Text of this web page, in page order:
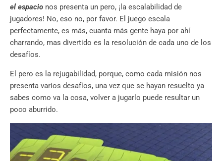
el espacio nos presenta un pero, ¡la escalabilidad de
jugadores! No, eso no, por favor. El juego escala
perfectamente, es más, cuanta más gente haya por ahí
charrando, mas divertido es la resolución de cada uno de los
desafíos.
El pero es la rejugabilidad, porque, como cada misión nos
presenta varios desafíos, una vez que se hayan resuelto ya
sabes como va la cosa, volver a jugarlo puede resultar un
poco aburrido.